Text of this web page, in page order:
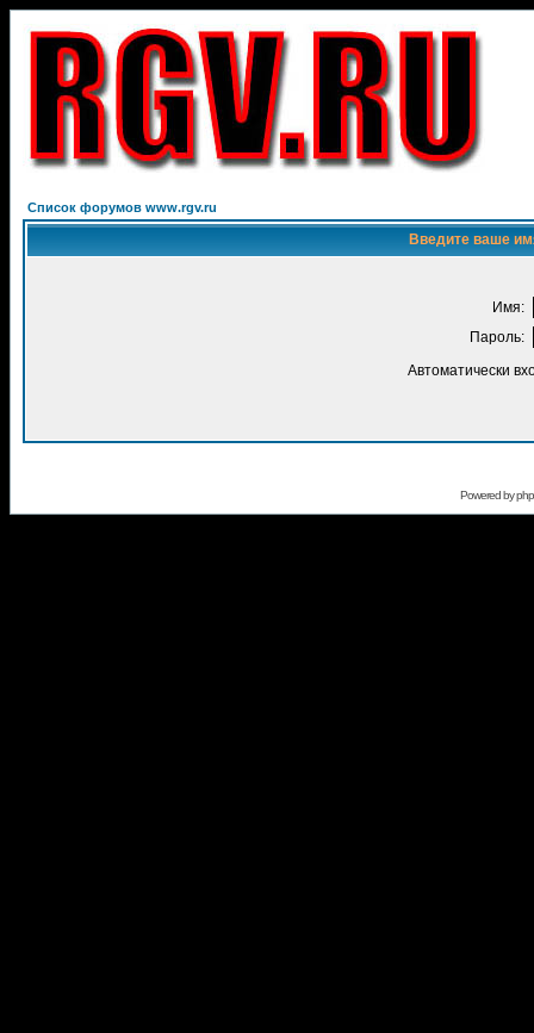
Список форумов www.rgv.ru
Введите ваше
Имя:
Пароль:
Автоматически
Powered by